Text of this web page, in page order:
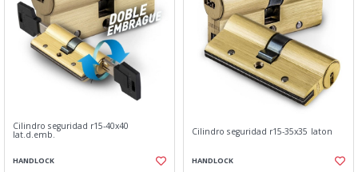
Cilindro seguridad r15-40x40
lat.d.emb.
HANDLOCK
Cilindro seguridad r15-35x35 laton
HANDLOCK